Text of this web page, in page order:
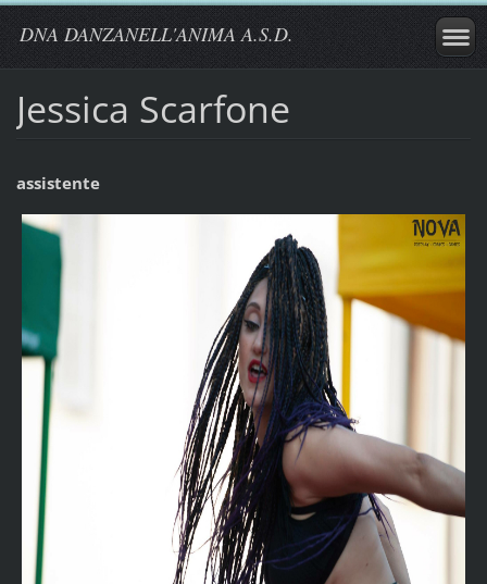
DNA DANZANELL'ANIMA A.S.D.
Jessica Scarfone
assistente